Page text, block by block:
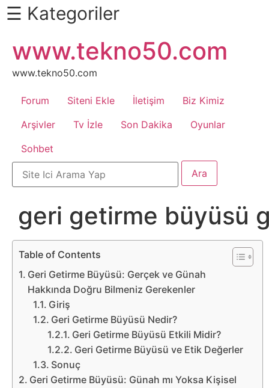
Daha
Fazlası
İçin
Kaydır
Android
Apk
Arabalar
Bankacılık
İşlemleri
Belgesel
Bilgi
Bilgisayar
Bilim
☰ Kategoriler
atla
www.tekno50.com
www.tekno50.com
Forum Siteni Ekle İletişim
Biz Kimiz
Arşivler
Tv İzle Son Dakika
Oyunlar
Sohbet
geri getirme büyüsü
Table of Contents
Geri Getirme Büyüsü: Gerçek ve Günah
Hakkında Doğru Bilmeniz Gerekenler
Giriş
Geri Getirme Büyüsü Nedir?
Geri Getirme Büyüsü Etkili Midir?
Geri Getirme Büyüsü ve Etik Değerler
Sonuç
Geri Getirme Büyüsü: Günah mı Yoksa Kişisel